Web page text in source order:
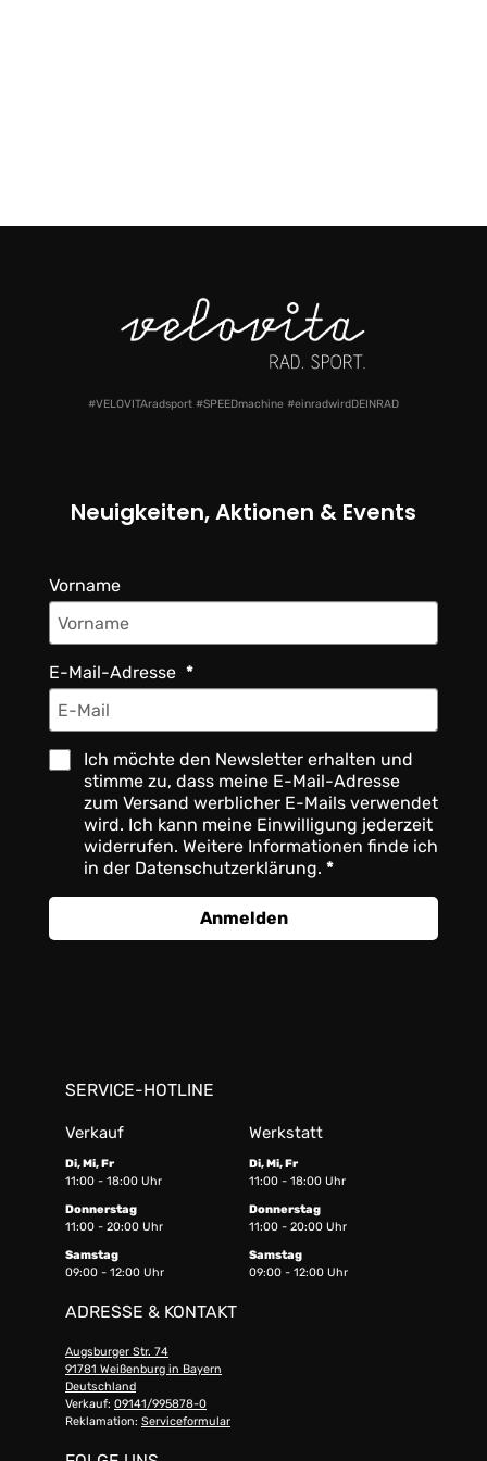
#VELOVITAradsport #SPEEDmachine #einradwirdDEINRAD
Neuigkeiten, Aktionen & Events
Vorname
E-Mail-Adresse
Ich möchte den Newsletter erhalten und
stimme zu, dass meine E-Mail-Adresse
zum Versand werblicher E-Mails verwendet
wird. Ich kann meine Einwilligung jederzeit
widerrufen. Weitere Informationen finde ich
in der Datenschutzerklärung.
Anmelden
SERVICE-HOTLINE
Verkauf Werkstatt
Di, Mi, Fr
11:00 - 18:00 Uhr
Di, Mi, Fr
11:00 - 18:00 Uhr
Donnerstag
11:00 - 20:00 Uhr
Donnerstag
11:00 - 20:00 Uhr
Samstag
09:00 - 12:00 Uhr
Samstag
09:00 - 12:00 Uhr
ADRESSE & KONTAKT
Augsburger Str. 74
91781 Weißenburg in Bayern
Deutschland
Verkauf: 09141/995878-0
Reklamation: Serviceformular